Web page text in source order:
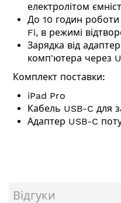
електролітом
До 10 годин роботи
Fi, в режимі
Зарядка від
комп'ютера через
Комплект поставки:
iPad Pro
Кабель USB-C для
Адаптер USB-C
Відгуки